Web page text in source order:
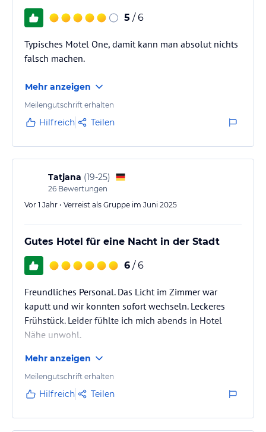
5 / 6
Typisches Motel One, damit kann man absolut nichts
falsch machen.
Mehr anzeigen
Meilengutschrift erhalten
Hilfreich Teilen
Tatjana (19-25)
26 Bewertungen
Vor 1 Jahr • Verreist als Gruppe im Juni 2025
Gutes Hotel für eine Nacht in der Stadt
6 / 6
Freundliches Personal. Das Licht im Zimmer war
kaputt und wir konnten sofort wechseln. Leckeres
Frühstück. Leider fühlte ich mich abends in Hotel
Nähe unwohl.
Mehr anzeigen
Meilengutschrift erhalten
Hilfreich Teilen